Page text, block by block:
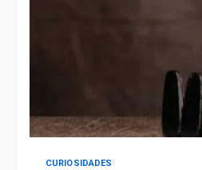
CURIOSIDADES